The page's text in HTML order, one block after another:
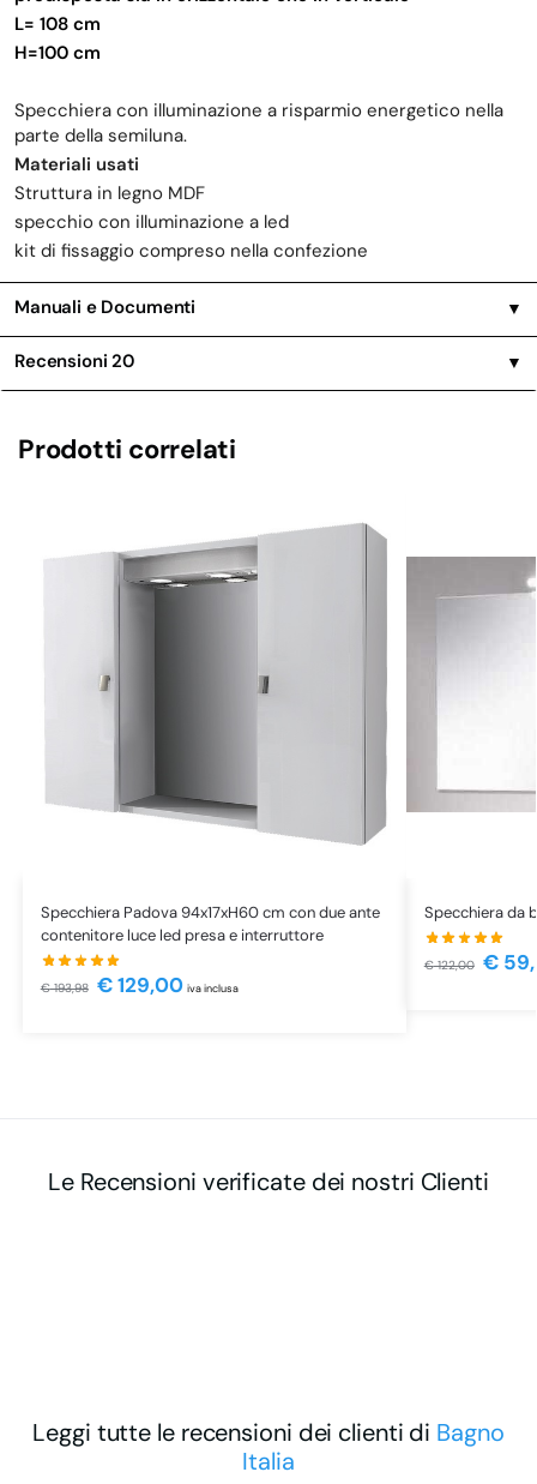
L= 108 cm
H=100 cm
Specchiera con illuminazione a risparmio energetico nella
parte della semiluna.
Materiali usati
Struttura in legno MDF
specchio con illuminazione a led
kit di fissaggio compreso nella confezione
Manuali e Documenti ▼
Recensioni20 ▼
Prodotti correlati
Specchiera Padova 94x17xH60 cm con due ante
contenitore luce led presa e interruttore
€193,98 €129,00 iva inclusa
Specchiera da
€122,00 €
Le Recensioni verificate dei nostri Clienti
Leggi tutte le recensioni dei clienti di Bagno
Italia